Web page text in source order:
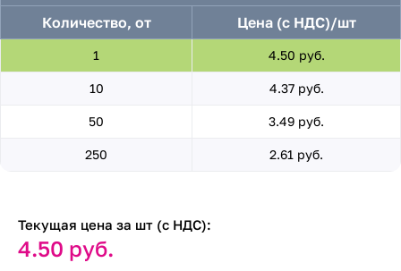
Количество, от
Цена (с НДС)/шт
1 4.50 руб.
10 4.37 руб.
50 3.49 руб.
250 2.61 руб.
Текущая цена за шт (с НДС):
4.50 руб.